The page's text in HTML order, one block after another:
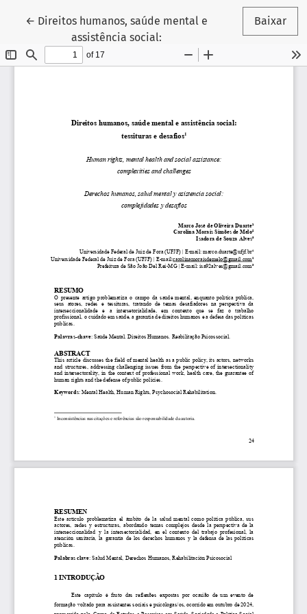
← Voltar aos Detalhes do Artigo
Direitos humanos, saúde mental e
assistência social:
Baixar